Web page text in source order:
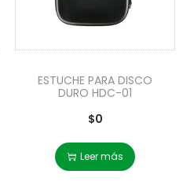
ESTUCHE PARA DISCO
DURO HDC-01
$0
Leer más